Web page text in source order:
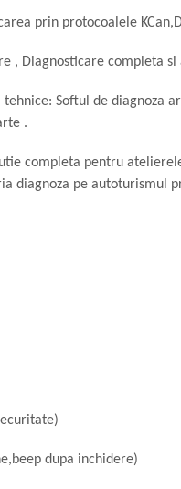
prin protocoalele
, Diagnosticare completa
Softul de diagnoza
.
completa pentru
diagnoza pe autoturismul
dupa inchidere)